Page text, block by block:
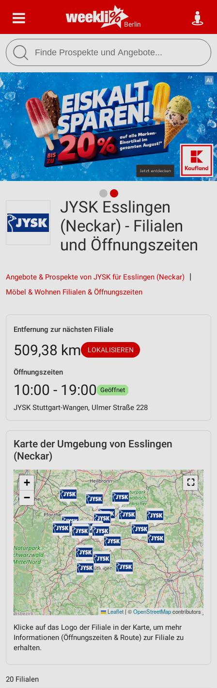
Berlin
JYSK Esslingen
(Neckar) - Filialen
und Öffnungszeiten
Angebote & Prospekte von JYSK für Esslingen (Neckar)
Möbel & Wohnen Filialen & Öffnungszeiten
Entfernung zur nächsten Filiale
509,38 km LOKALISIEREN
Öffnungszeiten
10:00 - 19:00 Geöffnet
JYSK Stuttgart-Wangen, Ulmer Straße 228
Karte der Umgebung von Esslingen
(Neckar)
⛶
+
−
Leaflet | ©OpenStreetMapcontributors
Klicke auf das Logo der Filiale in der Karte, um mehr
Informationen (Öffnungszeiten & Route) zur Filiale zu
erhalten.
20 Filialen